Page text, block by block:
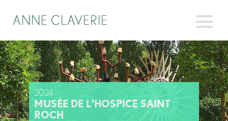
ANNE CLAVERIE
ANNE CLAVERIE
2024
MUSÉE DE L'HOSPICE SAINT
ROCH